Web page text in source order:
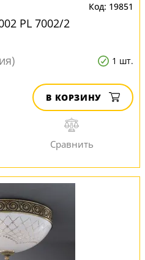
19851
PL 7002/2
1 шт.
В КОРЗИНУ